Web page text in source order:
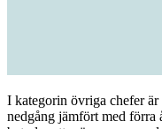
I kategorin övriga chefer
nedgång jämfört med förra